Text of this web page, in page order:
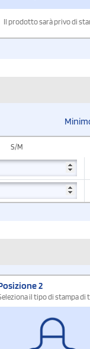
Il prodotto sarà privo di
S/M
2
il tipo di stampa di